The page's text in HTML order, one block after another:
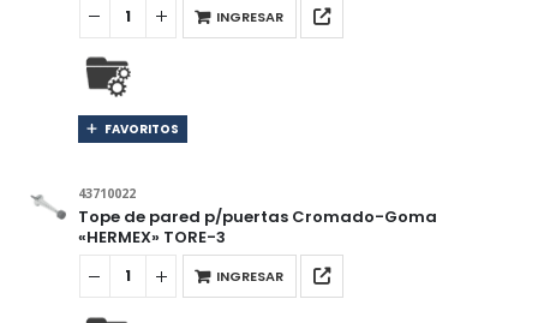
INGRESAR
FAVORITOS
43710022
Tope de pared p/puertas Cromado-Goma
«HERMEX» TORE-3
INGRESAR